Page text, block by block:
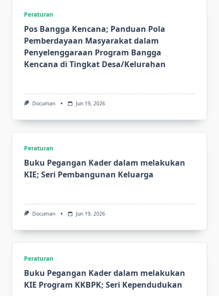
Peraturan
Pos Bangga Kencana; Panduan Pola
Pemberdayaan Masyarakat dalam
Penyelenggaraan Program Bangga
Kencana di Tingkat Desa/Kelurahan
Documan Jun 19, 2026
Peraturan
Buku Pegangan Kader dalam melakukan
KIE; Seri Pembangunan Keluarga
Documan Jun 19, 2026
Peraturan
Buku Pegangan Kader dalam melakukan
KIE Program KKBPK; Seri Kependudukan